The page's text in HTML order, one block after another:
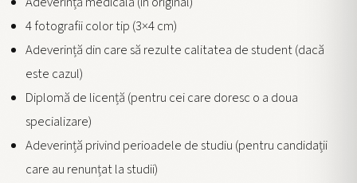
4 fotografii color tip (3×4 cm)
Adeverință din care să rezulte calitatea de student (dacă
este cazul)
Diplomă de licență (pentru cei care doresc o a doua
specializare)
Adeverință privind perioadele de studiu (pentru candidații
care au renunțat la studii)